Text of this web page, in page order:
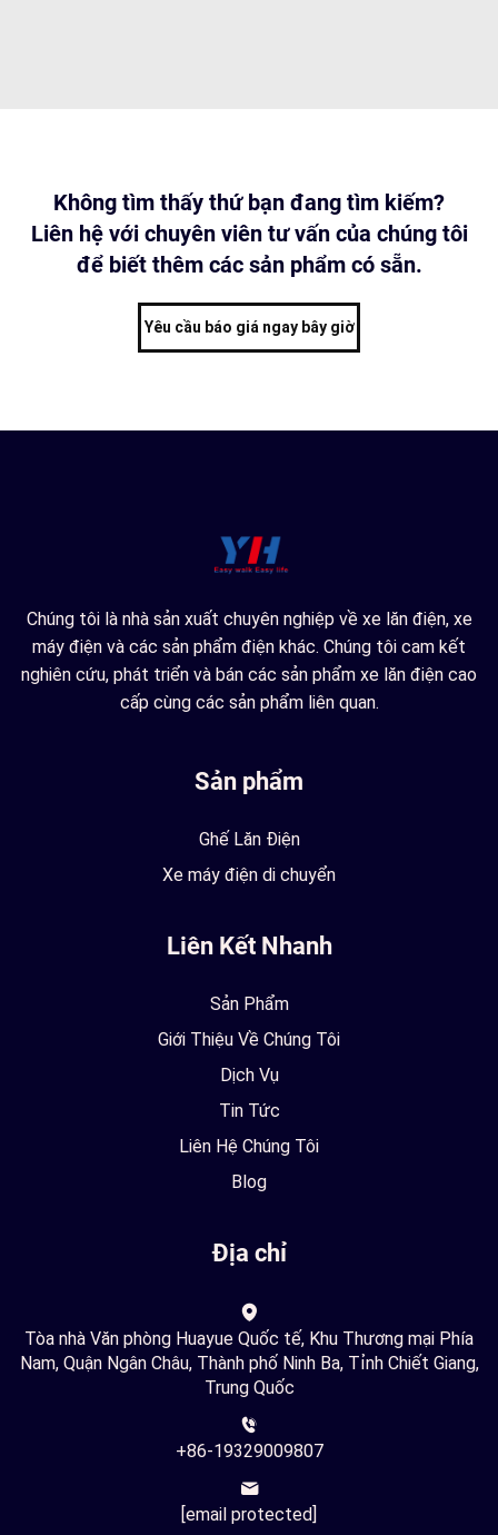
Không tìm thấy thứ bạn đang tìm kiếm?
Liên hệ với chuyên viên tư vấn của chúng tôi
để biết thêm các sản phẩm có sẵn.
Yêu cầu báo giá ngay bây giờ
Chúng tôi là nhà sản xuất chuyên nghiệp về xe lăn điện, xe
máy điện và các sản phẩm điện khác. Chúng tôi cam kết
nghiên cứu, phát triển và bán các sản phẩm xe lăn điện cao
cấp cùng các sản phẩm liên quan.
Sản phẩm
Ghế Lăn Điện
Xe máy điện di chuyển
Liên Kết Nhanh
Sản Phẩm
Giới Thiệu Về Chúng Tôi
Dịch Vụ
Tin Tức
Liên Hệ Chúng Tôi
Blog
Địa chỉ
Tòa nhà Văn phòng Huayue Quốc tế, Khu Thương mại Phía
Nam, Quận Ngân Châu, Thành phố Ninh Ba, Tỉnh Chiết Giang,
Trung Quốc
+86-19329009807
[email protected]